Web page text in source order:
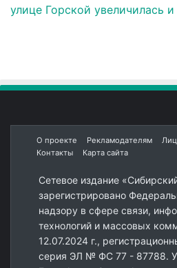
улице Горской увеличилась
О проекте Рекламодателям
Контакты
Карта сайта
Сетевое издание
зарегистрировано
надзору в сфере связи,
технологий и массовых
12.07.2024 г.,
серия ЭЛ № ФС 77 - 87788.